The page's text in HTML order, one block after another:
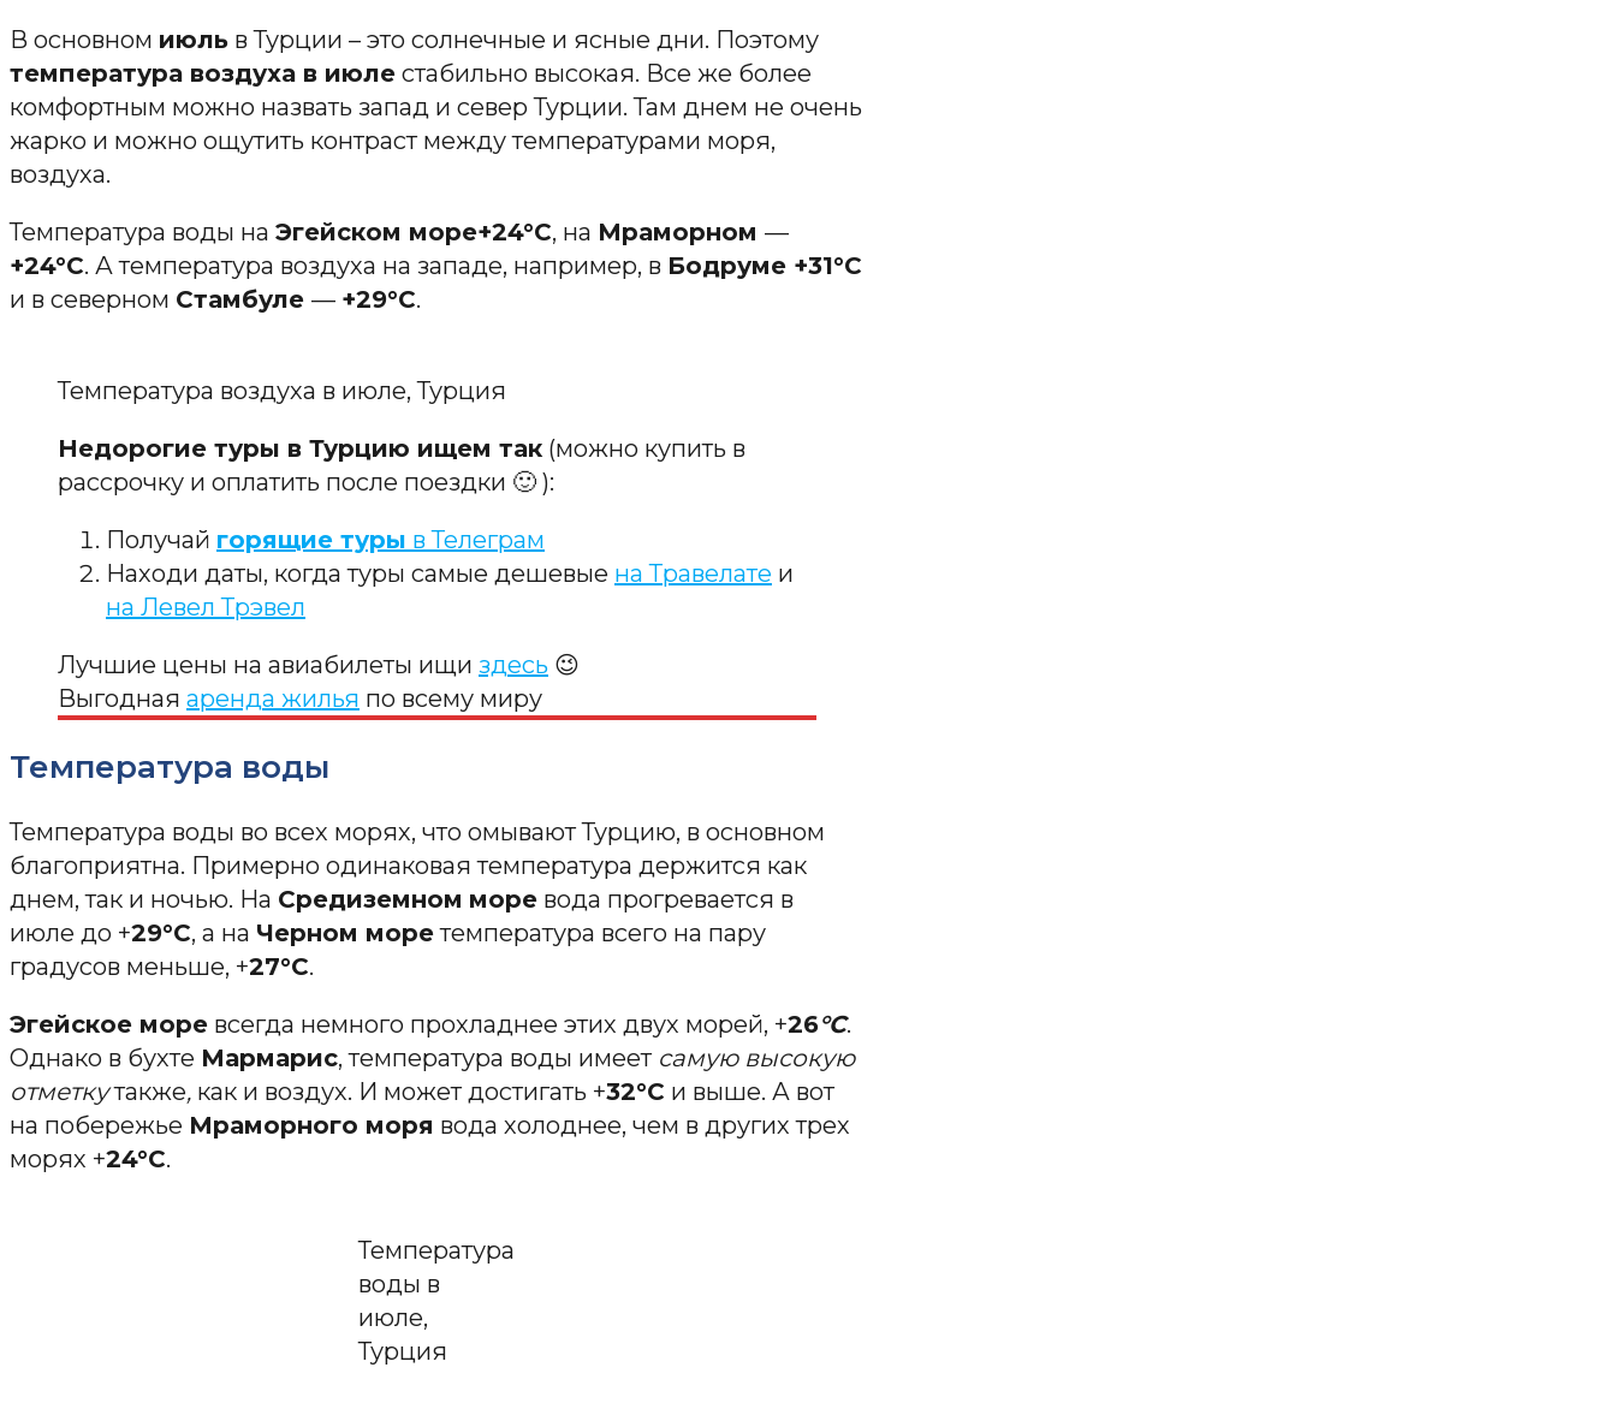
В основном июль в Турции – это солнечные и ясные дни. Поэтому
температура воздуха в июле стабильно высокая. Все же более
комфортным можно назвать запад и север Турции. Там днем не очень
жарко и можно ощутить контраст между температурами моря,
воздуха.
Температура воды на Эгейском море+24°С, на Мраморном —
+24°С. А температура воздуха на западе, например, в Бодруме +31°С
и в северном Стамбуле — +29°С.
Температура воздуха в июле, Турция
Недорогие туры в Турцию ищем так (можно купить в
рассрочку и оплатить после поездки 🙂 ):
Получай горящие туры в Телеграм
Находи даты, когда туры самые дешевые на Травелате и
на Левел Трэвел
Лучшие цены на авиабилеты ищи здесь 😉
Выгодная аренда жилья по всему миру
Температура воды
Температура воды во всех морях, что омывают Турцию, в основном
благоприятна. Примерно одинаковая температура держится как
днем, так и ночью. На Средиземном море вода прогревается в
июле до +29°С, а на Черном моретемпература всего на пару
градусов меньше, +27°С.
Эгейское море всегда немного прохладнее этих двух морей, +26°С.
Однако в бухте Мармарис, температура воды имеет самую высокую
отметкутакже, как и воздух. И может достигать +32°С и выше. А вот
на побережье Мраморного моря вода холоднее, чем в других трех
морях +24°C.
Температура
воды в
июле,
Турция